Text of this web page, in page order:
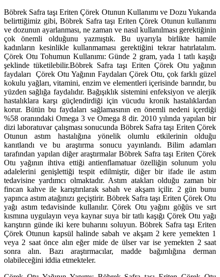
Böbrek Safra taşı Eriten Çörek Otunun Kullanımı ve Dozu Yukarıda
belirttiğimiz gibi, Böbrek Safra taşı Eriten Çörek Otunun kullanımı
ve dozunun ayarlanması, ne zaman ve nasıl kullanılması gerektiğinin
çok önemli olduğunu yazmıştık. Bu uyarıyla birlikte hamile
kadınların kesinlikle kullanmaması gerektiğini tekrar hatırlatalım.
Çörek Otu Tohumun Kullanımı: Günde 2 gram, yada 1 tatlı kaşığı
şeklinde tüketilebilir.Böbrek Safra taşı Eriten Çörek Otu yağının
faydaları Çörek Otu Yağının Faydaları Çörek Otu, çok farklı güzel
kokulu yağları, vitamini, enzim ve elementleri içerisinde barındır, bu
yüzden sağlığa faydalıdır. Bağışıklık sistemini enfeksiyon ve alerjik
hastalıklara karşı güçlendirdiği için vücudu kronik hastalıklardan
korur. Bütün bu faydaları sağlamasının en önemli nedeni içerdiği
%58 oranındaki Omega 3 ve Omega 8 dir. 2010 yılında yapılan bir
dizi laboratuvar çalışması sonucunda Böbrek Safra taşı Eriten Çörek
Otunun astım hastalığına yönelik olumlu etkilerinin olduğu
kanıtlandı ve bu araştırma sonucu yayınlandı. Bilim adamları
tarafından yapılan diğer araştırmalar Böbrek Safra taşı Eriten Çörek
Otu yağının ihtiva ettiği antienflamatuar özelliğin solunum yolu
adalelerini genişlettiği tespit edilmiştir, diğer bir ifade ile astım
tedavisine yardımcı olmaktadır. Astım atakları olduğu zaman bir
fincan kahve ile karıştırılarak sabah ve akşam içilir. 2 gün bunu
yapınca astım atağınızı geçiştirir. Böbrek Safra taşı Eriten Çörek Otu
yağı astım tedavisinde kullanılır. Çörek Otu yağını göğüs ve sırt
kısmına uygulayın veya kaynar suya bir tatlı kaşığı Çörek Otu yağı
karıştırın günde iki kere buharını soluyun. Böbrek Safra taşı Eriten
Çörek Otunun kapsül halinde sabah ve akşam 2 kere yemekten 1
veya 2 saat önce alın eğer mide de ülser var ise yemekten 2 saat
sonra alın. Bazı araştırmacılar, madde bağımlığına derman
olabileceğini iddia etmekteler.